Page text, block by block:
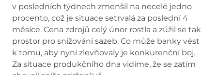
v posledních týdnech zmenšil na necelé jedno
procento, což je situace setrvalá za poslední 4
měsíce. Cena zdrojů celý únor rostla a zúžil se tak
prostor pro snižování sazeb. Co může banky vést
k tomu, aby nyní zlevňovaly je konkurenční boj.
Za situace produkčního dna vidíme, že se zatím